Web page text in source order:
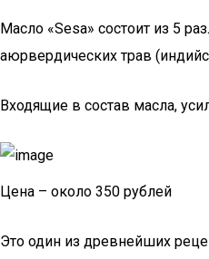
Масло «Sesa» состоит из 5
аюрвердических трав
Входящие в состав масла,
Цена – около 350 рублей
Это один из древнейших